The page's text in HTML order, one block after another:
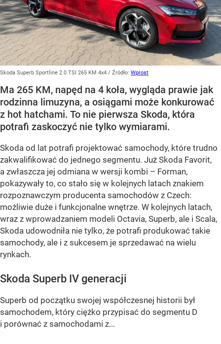
Skoda Superb Sportline 2.0 TSI 265 KM 4x4 / Źródło: Wprost
Ma 265 KM, napęd na 4 koła, wygląda prawie jak
rodzinna limuzyna, a osiągami może konkurować
z hot hatchami. To nie pierwsza Skoda, która
potrafi zaskoczyć nie tylko wymiarami.
Skoda od lat potrafi projektować samochody, które trudno
zakwalifikować do jednego segmentu. Już Skoda Favorit,
a zwłaszcza jej odmiana w wersji kombi – Forman,
pokazywały to, co stało się w kolejnych latach znakiem
rozpoznawczym producenta samochodów z Czech:
możliwie duże i funkcjonalne wnętrze. W kolejnych latach,
wraz z wprowadzaniem modeli Octavia, Superb, ale i Scala,
Skoda udowodniła nie tylko, że potrafi produkować takie
samochody, ale i z sukcesem je sprzedawać na wielu
rynkach.
Skoda Superb IV generacji
Superb od początku swojej współczesnej historii był
samochodem, który ciężko przypisać do segmentu D
i porównać z samochodami z...